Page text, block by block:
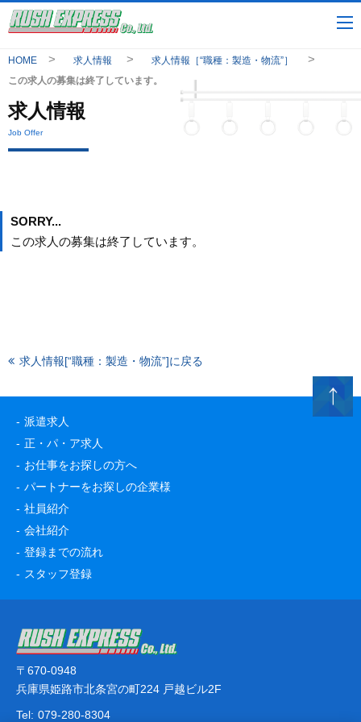
HOME 求人情報
求人情報［“職種：製造・物流”］
この求人の募集は終了しています。
求人情報
Job Offer
SORRY...
この求人の募集は終了しています。
求人情報[“職種：製造・物流”]に戻る
派遣求人
正・パ・ア求人
お仕事をお探しの方へ
パートナーをお探しの企業様
社員紹介
会社紹介
登録までの流れ
スタッフ登録
〒670-0948
兵庫県姫路市北条宮の町224 戸越ビル2F
Tel: 079-280-8304